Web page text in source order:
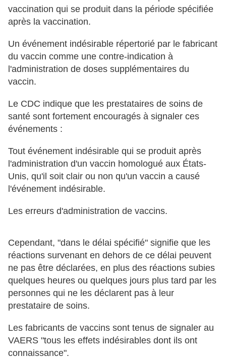
vaccination qui se produit dans la période spécifiée
après la vaccination.
Un événement indésirable répertorié par le fabricant
du vaccin comme une contre-indication à
l'administration de doses supplémentaires du
vaccin.
Le CDC indique que les prestataires de soins de
santé sont fortement encouragés à signaler ces
événements :
Tout événement indésirable qui se produit après
l'administration d'un vaccin homologué aux États-
Unis, qu'il soit clair ou non qu'un vaccin a causé
l'événement indésirable.
Les erreurs d'administration de vaccins.
Cependant, "dans le délai spécifié" signifie que les
réactions survenant en dehors de ce délai peuvent
ne pas être déclarées, en plus des réactions subies
quelques heures ou quelques jours plus tard par les
personnes qui ne les déclarent pas à leur
prestataire de soins.
Les fabricants de vaccins sont tenus de signaler au
VAERS "tous les effets indésirables dont ils ont
connaissance".